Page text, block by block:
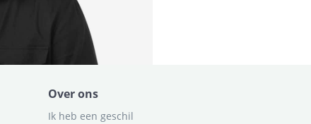
Over ons
Ik heb een geschil